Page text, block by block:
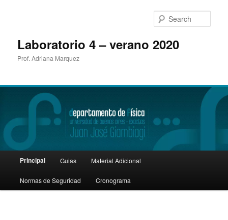
Laboratorio 4 – verano 2020
Prof. Adriana Marquez
Skip
to
Principal Guias Material Adicional
Normas de Seguridad Cronograma